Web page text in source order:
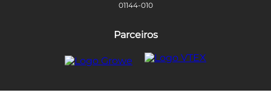
01144-010
Parceiros